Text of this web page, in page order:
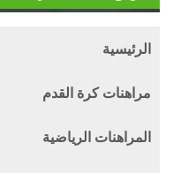
الرئيسية
مراهنات كرة القدم
المراهنات الرياضية